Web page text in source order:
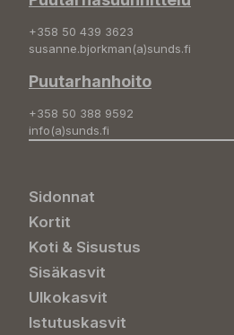
+358 50 439 3623
susanne.bjorkman(a)sunds.fi
Puutarhanhoito
+358 50 388 9592
info(a)sunds.fi
Sidonnat
Kortit
Koti & Sisustus
Sisäkasvit
Ulkokasvit
Istutuskasvit